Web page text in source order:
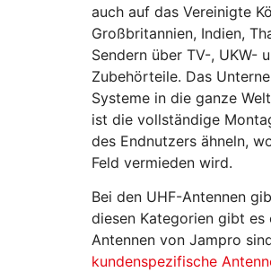
auch auf das Vereinigte
Großbritannien, Indien,
Sendern über TV-, UKW-
Zubehörteile. Das
Systeme in die ganze
ist die vollständige
des Endnutzers ähneln,
Feld vermieden wird.
Bei den UHF-Antennen
diesen Kategorien gibt es
Antennen von Jampro
kundenspezifische